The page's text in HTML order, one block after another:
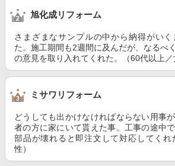
旭化成リフォーム
さまざまなサンプルの中から納得がいく
た。施工期間も2週間に及んだが、なるべ
の意見を取り入れてくれた。（60代以上／
ミサワリフォーム
どうしても出かけなければならない用事
者の方に家にいて貰えた事。工事の途中
部品が壊れると即注文して対応してく
性）